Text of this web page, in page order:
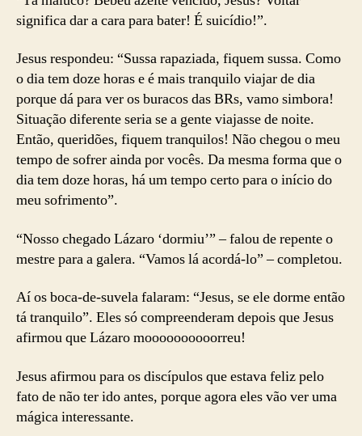
significa dar a cara para bater! É suicídio!”.
Jesus respondeu: “Sussa rapaziada, fiquem sussa. Como
o dia tem doze horas e é mais tranquilo viajar de dia
porque dá para ver os buracos das BRs, vamo simbora!
Situação diferente seria se a gente viajasse de noite.
Então, queridões, fiquem tranquilos! Não chegou o meu
tempo de sofrer ainda por vocês. Da mesma forma que o
dia tem doze horas, há um tempo certo para o início do
meu sofrimento”.
“Nosso chegado Lázaro ‘dormiu’” – falou de repente o
mestre para a galera. “Vamos lá acordá-lo” – completou.
Aí os boca-de-suvela falaram: “Jesus, se ele dorme então
tá tranquilo”. Eles só compreenderam depois que Jesus
afirmou que Lázaro moooooooooorreu!
Jesus afirmou para os discípulos que estava feliz pelo
fato de não ter ido antes, porque agora eles vão ver uma
mágica interessante.